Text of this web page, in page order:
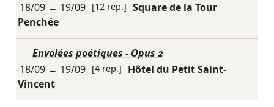
18/09→ 19/09 [12 rep.] Square de la Tour
Penchée
Envolées poétiques - Opus 2
18/09→ 19/09 [4 rep.]
Hôtel du Petit Saint-
Vincent